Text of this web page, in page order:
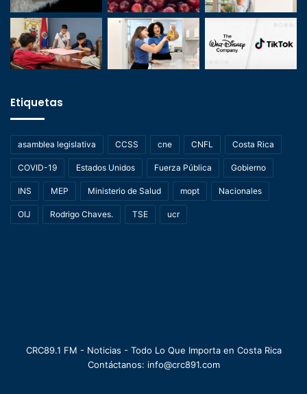
Etiquetas
asamblea legislativa CCSS cne CNFL Costa Rica
COVID-19 Estados Unidos Fuerza Pública Gobierno
INS MEP Ministerio de Salud mopt Nacionales
OIJ Rodrigo Chaves. TSE ucr
CRC89.1 FM - Noticias - Todo Lo Que Importa en Costa Rica
Contáctanos: info@crc891.com